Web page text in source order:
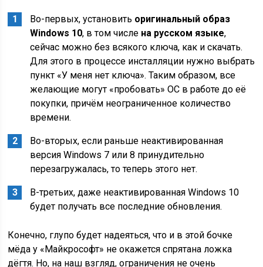
Во-первых, установить оригинальный образ
Windows 10, в том числе на русском языке,
сейчас можно без всякого ключа, как и скачать.
Для этого в процессе инсталляции нужно выбрать
пункт «У меня нет ключа». Таким образом, все
желающие могут «пробовать» ОС в работе до её
покупки, причём неограниченное количество
времени.
Во-вторых, если раньше неактивированная
версия Windows 7 или 8 принудительно
перезагружалась, то теперь этого нет.
В-третьих, даже неактивированная Windows 10
будет получать все последние обновления.
Конечно, глупо будет надеяться, что и в этой бочке
мёда у «Майкрософт» не окажется спрятана ложка
дёгтя. Но, на наш взгляд, ограничения не очень